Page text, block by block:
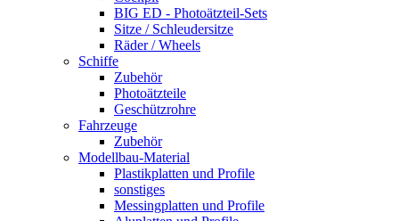
BIG ED - Photoätzteil-Sets
Sitze / Schleudersitze
Räder / Wheels
Schiffe
Zubehör
Photoätzteile
Geschützrohre
Fahrzeuge
Zubehör
Modellbau-Material
Plastikplatten und Profile
sonstiges
Messingplatten und Profile